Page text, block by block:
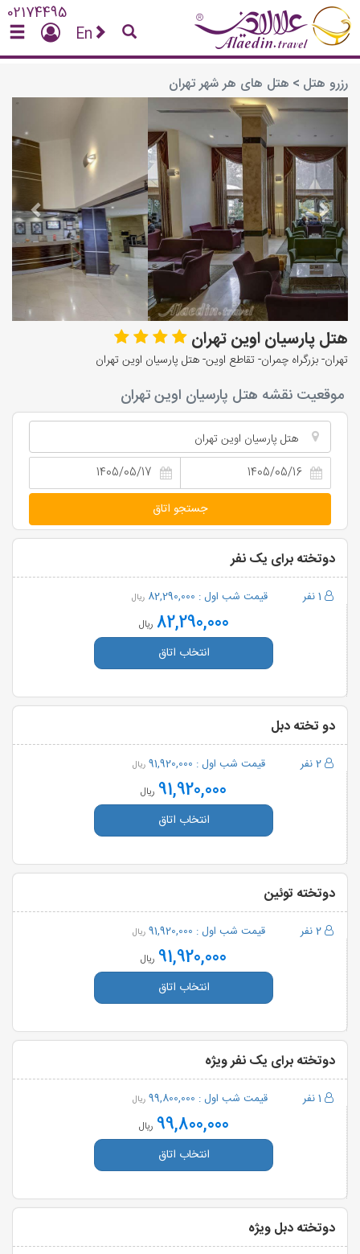
02174495
En
رزرو هتل > هتل های هر شهر تهران
Next
هتل پارسیان اوین تهران
تهران- بزرگراه چمران- تقاطع اوین- هتل پارسیان اوین تهران
موقعیت نقشه هتل پارسیان اوین تهران
هتل پارسیان اوین تهران
جستجو اتاق
دوتخته برای یک نفر
1 نفر قیمت شب اول : 82,290,000 ریال
82,290,000 ریال
انتخاب اتاق
دو تخته دبل
2 نفر قیمت شب اول : 91,920,000 ریال
91,920,000 ریال
انتخاب اتاق
دوتخته توئین
2 نفر قیمت شب اول : 91,920,000 ریال
91,920,000 ریال
انتخاب اتاق
دوتخته برای یک نفر ویژه
1 نفر قیمت شب اول : 99,800,000 ریال
99,800,000 ریال
انتخاب اتاق
دوتخته دبل ویژه